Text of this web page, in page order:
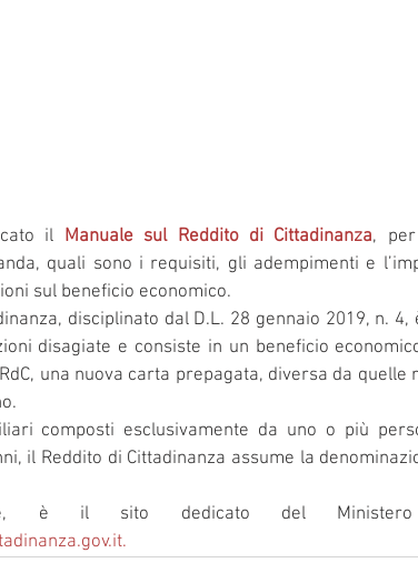
il Manuale sul Reddito di Cittadinanza,
quali sono i requisiti, gli adempimenti e
sul beneficio economico.
disciplinato dal D.L. 28 gennaio 2019, n.
disagiate e consiste in un beneficio
una nuova carta prepagata, diversa da
composti esclusivamente da uno o più
il Reddito di Cittadinanza assume la